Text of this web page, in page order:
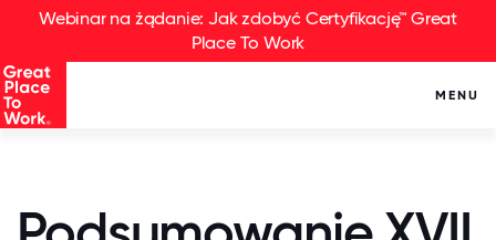
Webinar na żądanie: Jak zdobyć Certyfikację™ Great
Place To Work
MENU